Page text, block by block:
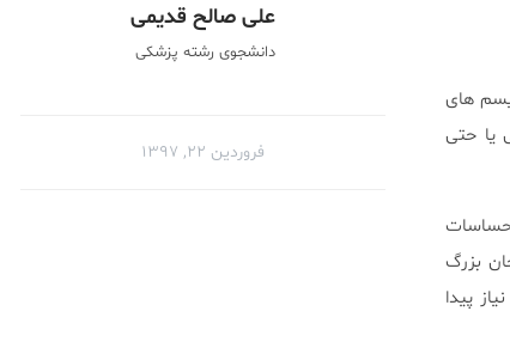
های
یا حتی
بزرگ
پیدا
علی صالح قدیمی
دانشجوی رشته پزشکی
فروردین ۲۲, ۱۳۹۷